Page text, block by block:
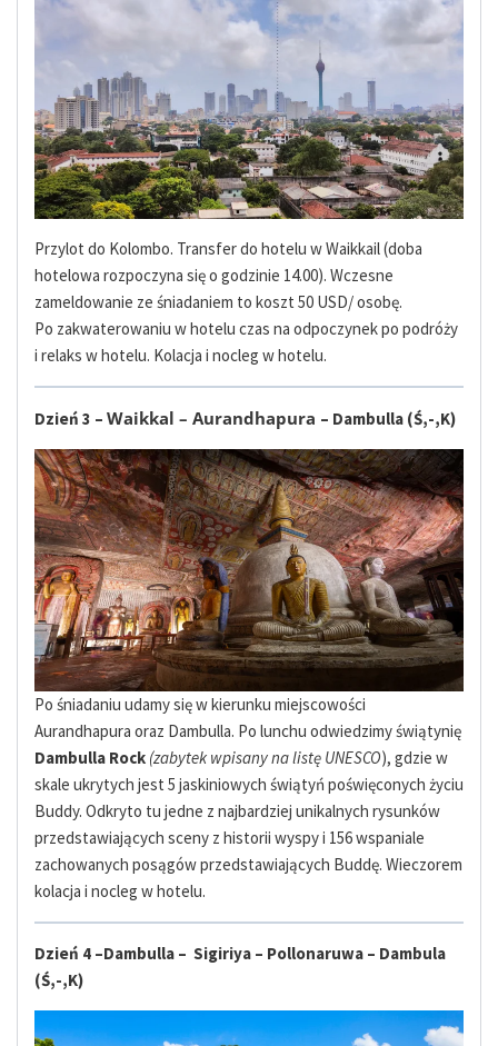
Przylot do Kolombo. Transfer do hotelu w Waikkail (doba
hotelowa rozpoczyna się o godzinie 14.00). Wczesne
zameldowanie ze śniadaniem to koszt 50 USD/ osobę.
Po zakwaterowaniu w hotelu czas na odpoczynek po podróży
i relaks w hotelu. Kolacja i nocleg w hotelu.
Dzień 3 – Waikkal – Aurandhapura – Dambulla (Ś,-,K)
Po śniadaniu udamy się w kierunku miejscowości
Aurandhapura oraz Dambulla. Po lunchu odwiedzimy świątynię
Dambulla Rock (zabytek wpisany na listę UNESCO), gdzie w
skale ukrytych jest 5 jaskiniowych świątyń poświęconych życiu
Buddy. Odkryto tu jedne z najbardziej unikalnych rysunków
przedstawiających sceny z historii wyspy i 156 wspaniale
zachowanych posągów przedstawiających Buddę. Wieczorem
kolacja i nocleg w hotelu.
Dzień 4 –Dambulla – Sigiriya – Pollonaruwa – Dambula
(Ś,-,K)